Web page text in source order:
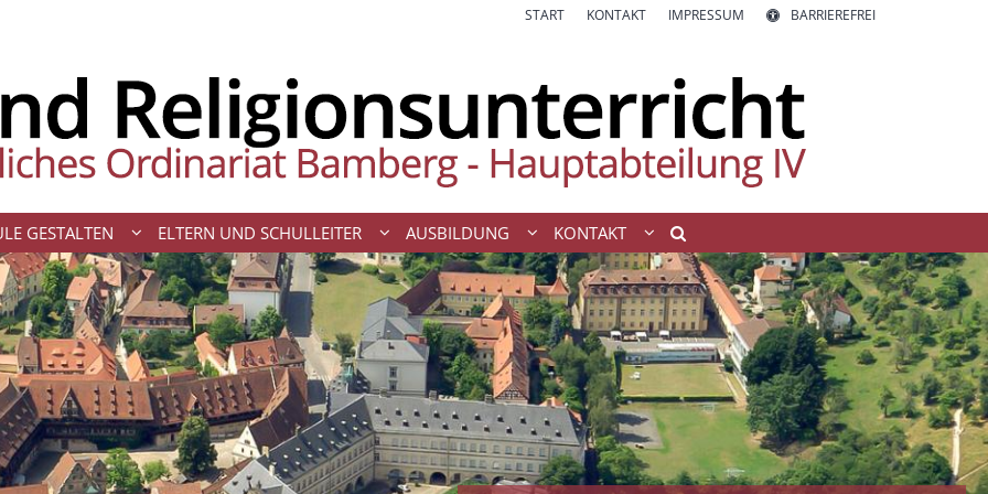
START KONTAKT IMPRESSUM BARRIEREFREI
GESTALTEN ELTERN UND SCHULLEITER AUSBILDUNG KONTAKT